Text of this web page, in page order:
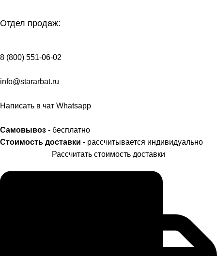
Отдел продаж:
8 (800) 551-06-02
info@stararbat.ru
Написать в чат Whatsapp
Самовывоз - бесплатно
Стоимость доставки - рассчитывается индивидуально
Рассчитать стоимость доставки